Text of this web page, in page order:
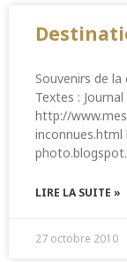
Souvenirs de
Textes :
http://
LIRE LA SUITE »
27 octobre 2010